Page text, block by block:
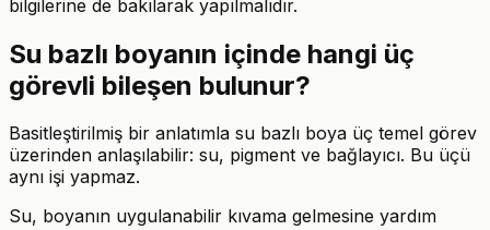
bilgilerine de bakılarak yapılmalıdır.
Su bazlı boyanın içinde hangi üç
görevli bileşen bulunur?
Basitleştirilmiş bir anlatımla su bazlı boya üç temel görev
üzerinden anlaşılabilir: su, pigment ve bağlayıcı. Bu üçü
aynı işi yapmaz.
Su, boyanın uygulanabilir kıvama gelmesine yardım